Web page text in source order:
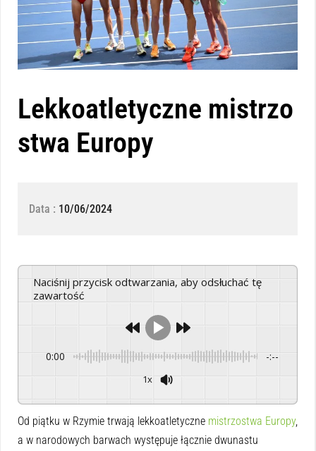
Lekkoatletyczne mistrzo
stwa Europy
Data : 10/06/2024
Naciśnij przycisk odtwarzania, aby odsłuchać tę
zawartość
0:00 -:--
1x
Od piątku w Rzymie trwają lekkoatletyczne mistrzostwa Europy,
a w narodowych barwach występuje łącznie dwunastu